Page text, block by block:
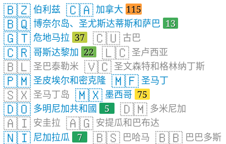
🇧🇿 伯利兹 🇨🇦 加拿大 115
🇧🇶 博奈尔岛、圣尤斯达蒂斯和萨巴 13
🇬🇹 危地马拉 37 🇨🇺 古巴
🇨🇷 哥斯达黎加 22 🇱🇨 圣卢西亚
🇧🇱 圣巴泰勒米 🇻🇨 圣文森特和格林纳丁斯
🇵🇲 圣皮埃尔和密克隆 🇲🇫 圣马丁
🇸🇽 圣马丁岛 🇲🇽 墨西哥 75
🇩🇴 多明尼加共和國 5 🇩🇲 多米尼加
🇦🇮 安圭拉 🇦🇬 安提瓜和巴布达
🇳🇮 尼加拉瓜 7 🇧🇸 巴哈马 🇧🇧 巴巴多斯